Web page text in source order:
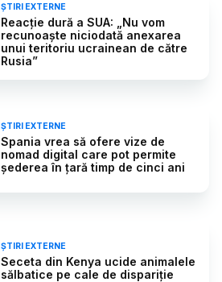
ȘTIRI EXTERNE
Reacție dură a SUA: „Nu vom
recunoaşte niciodată anexarea
unui teritoriu ucrainean de către
Rusia”
ȘTIRI EXTERNE
Spania vrea să ofere vize de
nomad digital care pot permite
șederea în țară timp de cinci ani
ȘTIRI EXTERNE
Seceta din Kenya ucide animalele
sălbatice pe cale de dispariție